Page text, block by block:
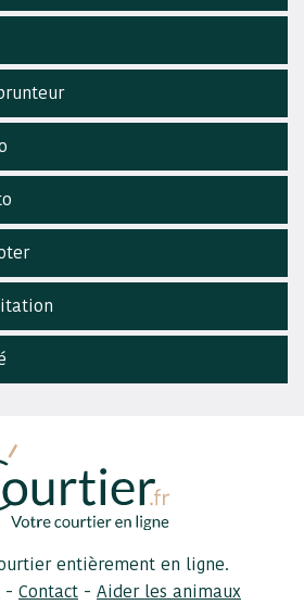
entièrement en ligne.
- Contact - Aider les animaux